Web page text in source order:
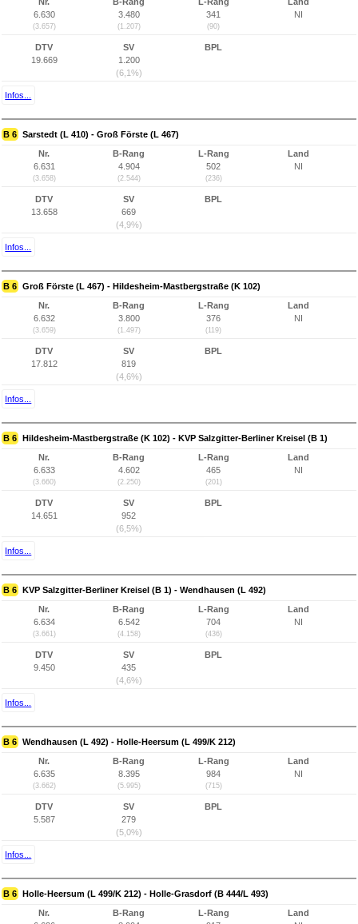
6.630
(3.657)
3.480
(1.207)
341
(90)
NI
DTV
19.669
SV
1.200
(6,1%)
BPL
Infos...
B 6 Sarstedt (L 410) - Groß Förste (L 467)
Nr.
6.631
(3.658)
B-Rang
4.904
(2.544)
L-Rang
502
(236)
Land
NI
DTV
13.658
SV
669
(4,9%)
BPL
Infos...
B 6 Groß Förste (L 467) - Hildesheim-Mastbergstraße (K 102)
Nr.
6.632
(3.659)
B-Rang
3.800
(1.497)
L-Rang
376
(119)
Land
NI
DTV
17.812
SV
819
(4,6%)
BPL
Infos...
B 6 Hildesheim-Mastbergstraße (K 102) - KVP Salzgitter-Berliner Kreisel (B 1)
Nr.
6.633
(3.660)
B-Rang
4.602
(2.250)
L-Rang
465
(201)
Land
NI
DTV
14.651
SV
952
(6,5%)
BPL
Infos...
B 6 KVP Salzgitter-Berliner Kreisel (B 1) - Wendhausen (L 492)
Nr.
6.634
(3.661)
B-Rang
6.542
(4.158)
L-Rang
704
(436)
Land
NI
DTV
9.450
SV
435
(4,6%)
BPL
Infos...
B 6 Wendhausen (L 492) - Holle-Heersum (L 499/K 212)
Nr.
6.635
(3.662)
B-Rang
8.395
(5.995)
L-Rang
984
(715)
Land
NI
DTV
5.587
SV
279
(5,0%)
BPL
Infos...
B 6 Holle-Heersum (L 499/K 212) - Holle-Grasdorf (B 444/L 493)
Nr.
B-Rang
L-Rang
Land